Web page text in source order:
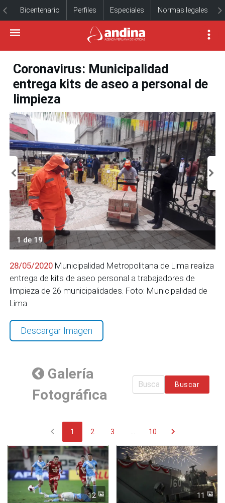
Bicentenario Perfiles Especiales Normas legales
Coronavirus: Municipalidad
entrega kits de aseo a personal de
limpieza
1 de 19
28/05/2020 Municipalidad Metropolitana de Lima realiza
entrega de kits de aseo personal a trabajadores de
limpieza de 26 municipalidades. Foto: Municipalidad de
Lima
Descargar Imagen
Galería
Fotográfica
Buscar
chevron_left 1 2 3 10 chevron_right
12 11